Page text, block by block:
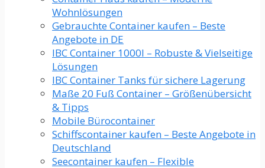
Wohnlösungen
Gebrauchte Container kaufen – Beste
Angebote in DE
IBC Container 1000l – Robuste & Vielseitige
Lösungen
IBC Container Tanks für sichere Lagerung
Maße 20 Fuß Container – Größenübersicht
& Tipps
Mobile Bürocontainer
Schiffscontainer kaufen – Beste Angebote in
Deutschland
Seecontainer kaufen – Flexible